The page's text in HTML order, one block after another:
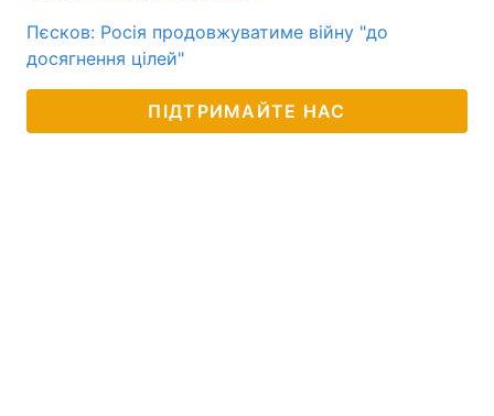
Пєсков: Росія продовжуватиме війну "до
досягнення цілей"
ПІДТРИМАЙТЕ НАС